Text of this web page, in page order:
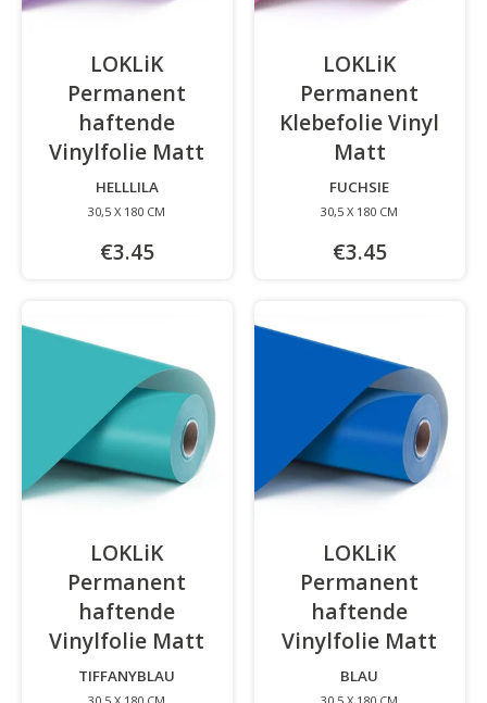
LOKLiK
Permanent
haftende
Vinylfolie Matt
HELLLILA
30,5 X 180 CM
€3.45
LOKLiK
Permanent
Klebefolie Vinyl
Matt
FUCHSIE
30,5 X 180 CM
€3.45
LOKLiK
Permanent
haftende
Vinylfolie Matt
TIFFANYBLAU
LOKLiK
Permanent
haftende
Vinylfolie Matt
BLAU